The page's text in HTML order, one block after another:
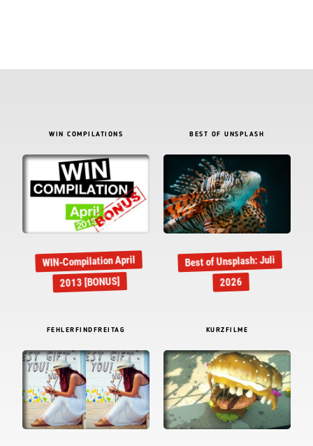
WIN COMPILATIONS
WIN-Compilation April
2013 [BONUS]
BEST OF UNSPLASH
Best of Unsplash: Juli
2026
FEHLERFINDFREITAG KURZFILME